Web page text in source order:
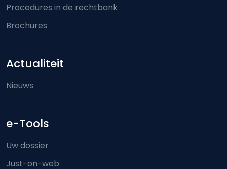
Procedures in de rechtbank
Brochures
Actualiteit
Nieuws
e-Tools
Uw dossier
Just-on-web